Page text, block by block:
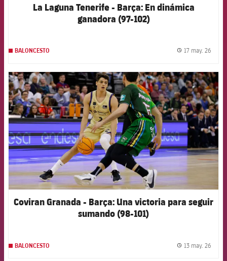
La Laguna Tenerife - Barça: En dinámica
ganadora (97-102)
BALONCESTO 17 may. 26
FCB Barcelona badge
Coviran Granada - Barça: Una victoria para seguir
sumando (98-101)
BALONCESTO 13 may. 26